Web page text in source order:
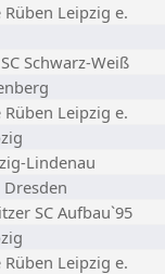
Rüben Leipzig e.
Schwarz-Weiß
Rüben Leipzig e.
Lindenau
Dresden
SC Aufbau`95
Rüben Leipzig e.